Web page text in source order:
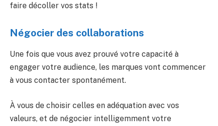
faire décoller vos stats !
Négocier des collaborations
Une fois que vous avez prouvé votre capacité à
engager votre audience, les marques vont commencer
à vous contacter spontanément.
À vous de choisir celles en adéquation avec vos
valeurs, et de négocier intelligemment votre